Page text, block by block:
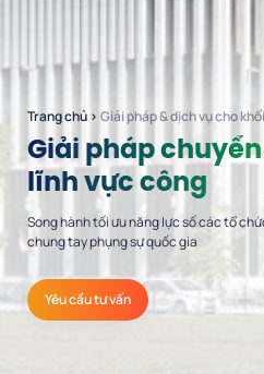
Trang chủ › Giải pháp & dịch vụ cho
Giải pháp
lĩnh vực công
Song hành tối ưu năng lực số các tổ
chung tay phụng sự quốc gia
Yêu cầu tư vấn